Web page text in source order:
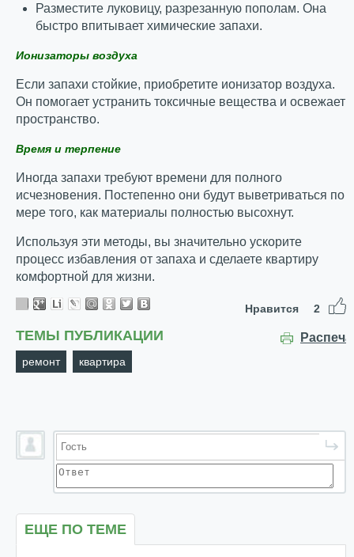
Разместите луковицу, разрезанную пополам. Она
быстро впитывает химические запахи.
Ионизаторы воздуха
Если запахи стойкие, приобретите ионизатор воздуха.
Он помогает устранить токсичные вещества и освежает
пространство.
Время и терпение
Иногда запахи требуют времени для полного
исчезновения. Постепенно они будут выветриваться по
мере того, как материалы полностью высохнут.
Используя эти методы, вы значительно ускорите
процесс избавления от запаха и сделаете квартиру
комфортной для жизни.
Нравится 2
ТЕМЫ ПУБЛИКАЦИИ
ремонт квартира
ЕЩЕ ПО ТЕМЕ